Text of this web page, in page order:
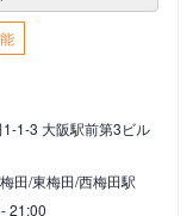
1-3 大阪駅前第3ビル
田/東梅田/西梅田駅
21:00